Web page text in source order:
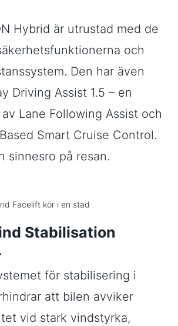
Hybrid är utrustad med de
och
Den har även
Driving Assist 1.5 – en
Lane Following Assist och
Smart Cruise Control.
sinnesro på resan.
Stabilisation
för stabilisering i
att bilen avviker
vid stark vindstyrka,